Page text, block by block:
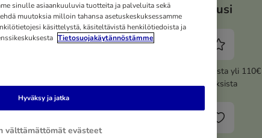
Trixie Riva -kantolaukku
26 × L 30 × K 45 cm
Etusi
5% alennusta yli 110€
tilauksista
sinulle asiaankuuluvia tuotteita ja palveluita sekä
muutoksia milloin tahansa asetuskeskuksessamme
käsittelystä, käsiteltävistä henkilötiedoista ja
Tietosuojakäytännöstämme
välttämättömät evästeet
Hyväksy ja jatka